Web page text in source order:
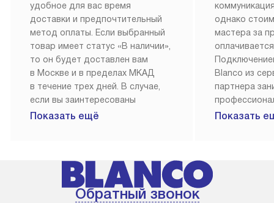
удобное для вас время
доставки и предпочтительный
метод оплаты. Если выбранный
товар имеет статус «В наличии»,
то он будет доставлен вам
в Москве и в пределах МКАД
в течение трех дней. В случае,
если вы заинтересованы
в товаре, который доступен
менеджером на сайте. Товары
с особым лейблом
доставляются бесплатно
Показать ещё
однако
мастера за
Blanco из
партнера
Наш сервис
Показать
Обратный звонок